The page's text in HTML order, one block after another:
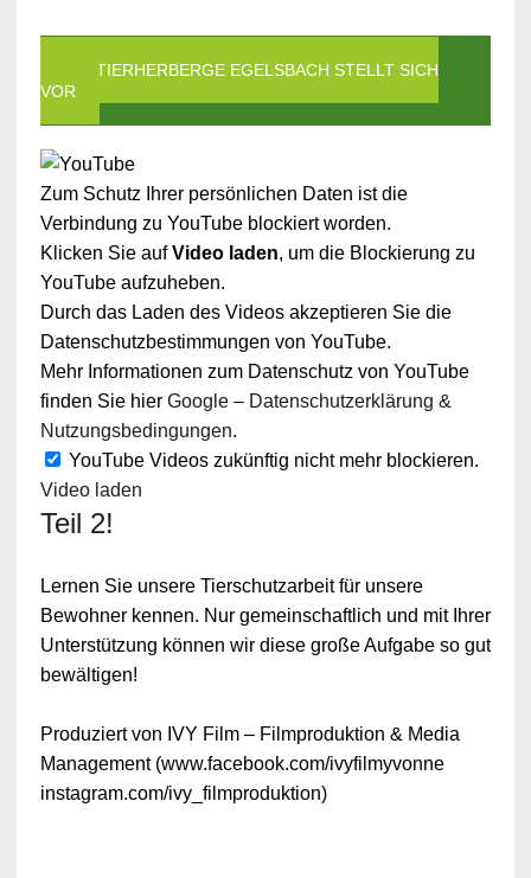
DIE TIERHERBERGE EGELSBACH STELLT SICH
VOR
Zum Schutz Ihrer persönlichen Daten ist die
Verbindung zu YouTube blockiert worden.
Klicken Sie aufVideo laden, um die Blockierung zu
YouTube aufzuheben.
Durch das Laden des Videos akzeptieren Sie die
Datenschutzbestimmungen von YouTube.
Mehr Informationen zum Datenschutz von YouTube
finden Sie hier Google – Datenschutzerklärung &
Nutzungsbedingungen.
YouTube Videos zukünftig nicht mehr blockieren.
Video laden
Teil 2!
Lernen Sie unsere Tierschutzarbeit für unsere
Bewohner kennen. Nur gemeinschaftlich und mit Ihrer
Unterstützung können wir diese große Aufgabe so gut
bewältigen!
Produziert von IVY Film – Filmproduktion & Media
Management (www.facebook.com/ivyfilmyvonne
instagram.com/ivy_filmproduktion)